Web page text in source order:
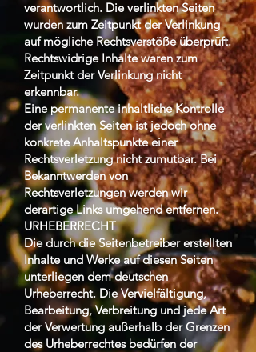
verantwortlich. Die verlinkten Seiten
wurden zum Zeitpunkt der Verlinkung
auf mögliche Rechtsverstöße überprüft.
Rechtswidrige Inhalte waren zum
Zeitpunkt der Verlinkung nicht
erkennbar.
Eine permanente inhaltliche Kontrolle
der verlinkten Seiten ist jedoch ohne
konkrete Anhaltspunkte einer
Rechtsverletzung nicht zumutbar. Bei
Bekanntwerden von
Rechtsverletzungen werden wir
derartige Links umgehend entfernen.
URHEBERRECHT
Die durch die Seitenbetreiber erstellten
Inhalte und Werke auf diesen Seiten
unterliegen dem deutschen
Urheberrecht. Die Vervielfältigung,
Bearbeitung, Verbreitung und jede Art
der Verwertung außerhalb der Grenzen
des Urheberrechtes bedürfen der